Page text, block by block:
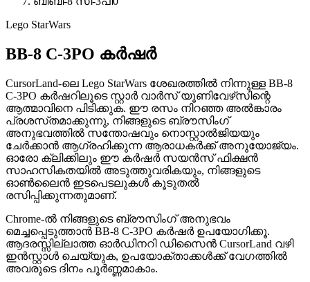
Lego StarWars
BB-8 C-3PO കർഷർ
CursorLand-ലെ Lego StarWars ശേഖരത്തിൽ നിന്നുള്ള BB-8
C-3PO കർഷറിലൂടെ സ്റ്റാർ വാർസ് യൂണിവേഴ്‌സിന്റെ
ആത്മാവിനെ പിടിക്കുക. ഈ രസം നിറഞ്ഞ അൽങ്കാരം
പ്രശസ്‌തമാക്കുന്നു, നിങ്ങളുടെ ബ്രൗസിംഗ്
അനുഭവത്തിൽ സന്തോഷവും നൊസ്റ്റാൽജിയയും
ചേർക്കാൻ ആഗ്രഹിക്കുന്ന ആരാധകർക്ക് അനുയോജ്യം.
ഓരോ ക്ലിക്കിലും ഈ കർഷർ സയൻസ് ഫിക്ഷൻ
സാഹസികതയിൽ അടുത്തുവരികയും, നിങ്ങളുടെ
ഓൺലൈൻ ഇടപെടലുകൾ കൂടുതൽ
രസിപ്പിക്കുന്നതുമാണ്.
Chrome-ൽ നിങ്ങളുടെ ബ്രൗസിംഗ് അനുഭവം
മെച്ചപ്പെടുത്താൻ BB-8 C-3PO കർഷർ ഉപയോഗിക്കൂ.
ആദരസ്സില്ലാത്ത ഓർഡിനറി ഡിസൈൻ CursorLand വഴി
ഇൻസ്റ്റാൾ ചെയ്യുക, ഉപയോക്താക്കൾക്ക് വേഗത്തിൽ
അവരുടെ ദിനം പൂർണ്ണമാകാം.